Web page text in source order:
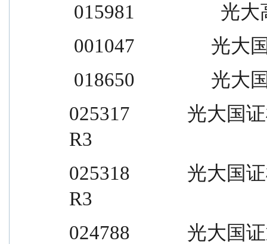
015981                  光
001047                光大
018650                光大
025317            光大国
R3
025318            光大国
R3
024788            光大国